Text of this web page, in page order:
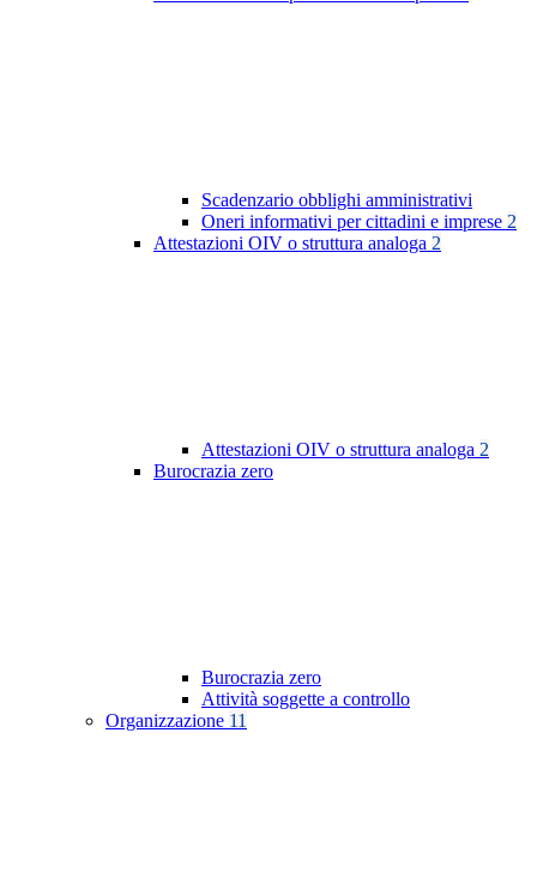
Scadenzario obblighi amministrativi
Oneri informativi per cittadini e imprese 2
Attestazioni OIV o struttura analoga 2
Attestazioni OIV o struttura analoga 2
Burocrazia zero
Burocrazia zero
Attività soggette a controllo
Organizzazione 11